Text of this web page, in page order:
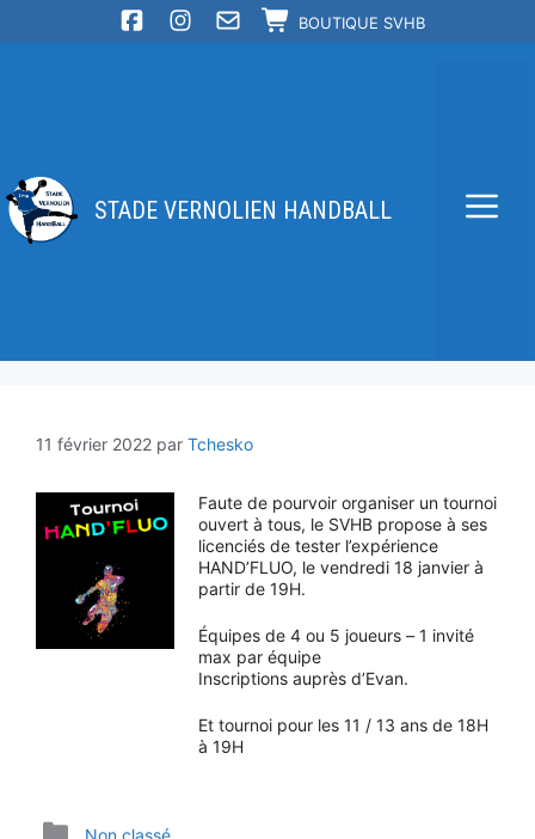
BOUTIQUE SVHB
STADE VERNOLIEN HANDBALL
11 février 2022 par Tchesko
Faute de pourvoir organiser un tournoi
ouvert à tous, le SVHB propose à ses
licenciés de tester l’expérience
HAND’FLUO, le vendredi 18 janvier à
partir de 19H.
Équipes de 4 ou 5 joueurs – 1 invité
max par équipe
Inscriptions auprès d’Evan.
Et tournoi pour les 11 / 13 ans de 18H
à 19H
Catégories
Non classé